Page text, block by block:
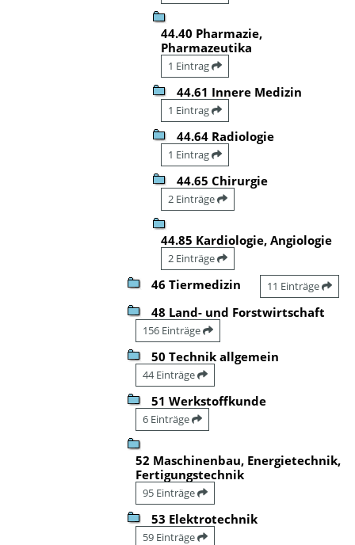
44.40 Pharmazie,
Pharmazeutika
1 Eintrag
44.61 Innere Medizin
1 Eintrag
44.64 Radiologie
1 Eintrag
44.65 Chirurgie
2 Einträge
44.85 Kardiologie, Angiologie
2 Einträge
46 Tiermedizin 11 Einträge
48 Land- und Forstwirtschaft
156 Einträge
50 Technik allgemein
44 Einträge
51 Werkstoffkunde
6 Einträge
52 Maschinenbau, Energietechnik,
Fertigungstechnik
95 Einträge
53 Elektrotechnik
59 Einträge